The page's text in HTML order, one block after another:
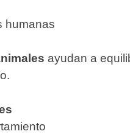
humanas
ayudan a